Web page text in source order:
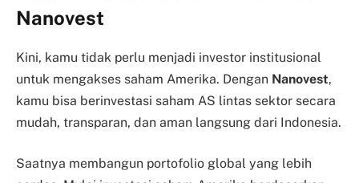
Nanovest
Kini, kamu tidak perlu menjadi investor institusional
untuk mengakses saham Amerika. Dengan Nanovest,
kamu bisa berinvestasi saham AS lintas sektor secara
mudah, transparan, dan aman langsung dari Indonesia.
Saatnya membangun portofolio global yang lebih